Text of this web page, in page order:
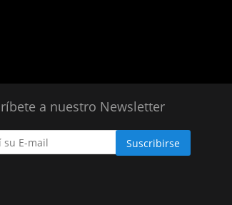
a nuestro Newsletter